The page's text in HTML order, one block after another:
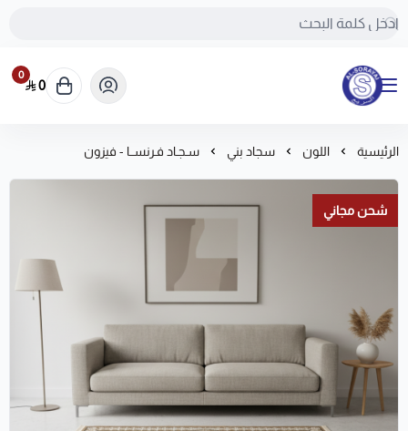
مفروشات السريع-اكبر متجر سجاد في المملكة
0
0
الرئيسية اللون سجاد بني سـجـاد فـرنســا - فيزون
شحن مجاني